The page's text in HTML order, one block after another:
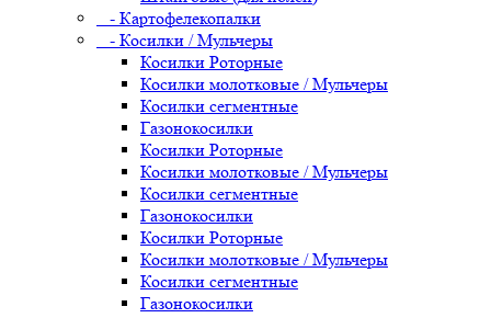
- Картофелекопалки
- Косилки / Мульчеры
Косилки Роторные
Косилки молотковые / Мульчеры
Косилки сегментные
Газонокосилки
Косилки Роторные
Косилки молотковые / Мульчеры
Косилки сегментные
Газонокосилки
Косилки Роторные
Косилки молотковые / Мульчеры
Косилки сегментные
Газонокосилки